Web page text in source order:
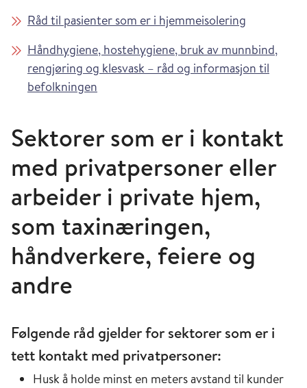
Råd til pasienter som er i hjemmeisolering
Håndhygiene, hostehygiene, bruk av munnbind,
rengjøring og klesvask – råd og informasjon til
befolkningen
Sektorer som er i kontakt
med privatpersoner eller
arbeider i private hjem,
som taxinæringen,
håndverkere, feiere og
andre
Følgende råd gjelder for sektorer som er i
tett kontakt med privatpersoner:
Husk å holde minst en meters avstand til kunder